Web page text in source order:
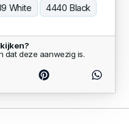
White 4440 Black
dat deze aanwezig is.